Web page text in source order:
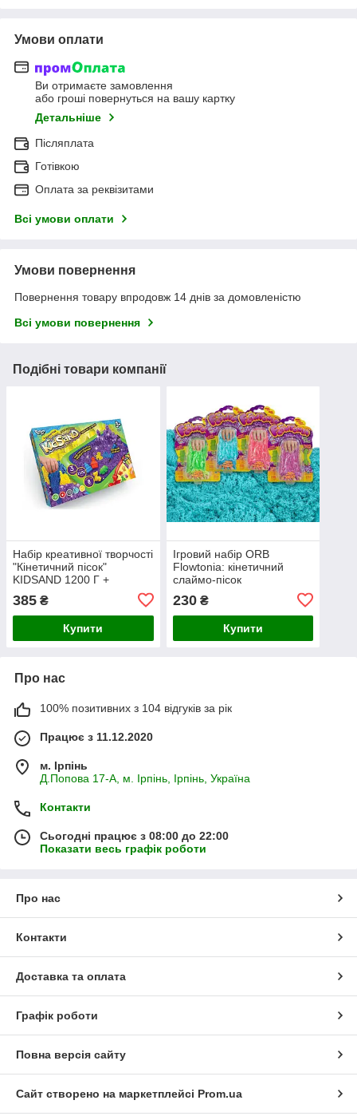
Умови оплати
Ви отримаєте замовлення
або гроші повернуться на вашу картку
Детальніше
Післяплата
Готівкою
Оплата за реквізитами
Всі умови оплати
Умови повернення
Повернення товару впродовж 14 днів за домовленістю
Всі умови повернення
Подібні товари компанії
Набір креативної творчості
"Кінетичний пісок"
KIDSAND 1200 Г +
385 ₴
Купити
Ігровий набір ORB
Flowtonia: кінетичний
слаймо-пісок
230₴
Купити
Про нас
100% позитивних з 104 відгуків за рік
Працює з 11.12.2020
м. Ірпінь
Д.Попова 17-А, м. Ірпінь, Ірпінь, Україна
Контакти
Сьогодні працює з 08:00 до 22:00
Показати весь графік роботи
Про нас
Контакти
Доставка та оплата
Графік роботи
Повна версія сайту
Сайт створено на маркетплейсі Prom.ua